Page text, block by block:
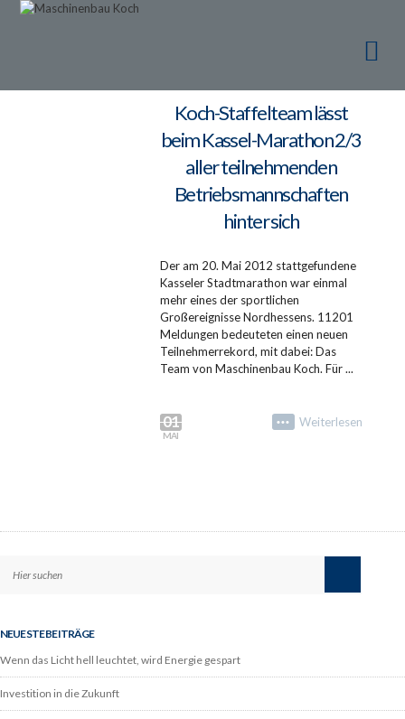
Koch-Staffelteam lässt
beim Kassel-Marathon 2/3
aller teilnehmenden
Betriebsmannschaften
hinter sich
Der am 20. Mai 2012 stattgefundene
Kasseler Stadtmarathon war einmal
mehr eines der sportlichen
Großereignisse Nordhessens. 11201
Meldungen bedeuteten einen neuen
Teilnehmerrekord, mit dabei: Das
Team von Maschinenbau Koch. Für ...
01
MAI
Weiterlesen
•••
NEUESTE BEITRÄGE
Wenn das Licht hell leuchtet, wird Energie gespart
Investition in die Zukunft